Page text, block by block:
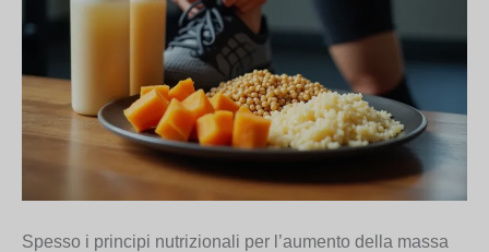
Spesso i principi nutrizionali per l’aumento della massa